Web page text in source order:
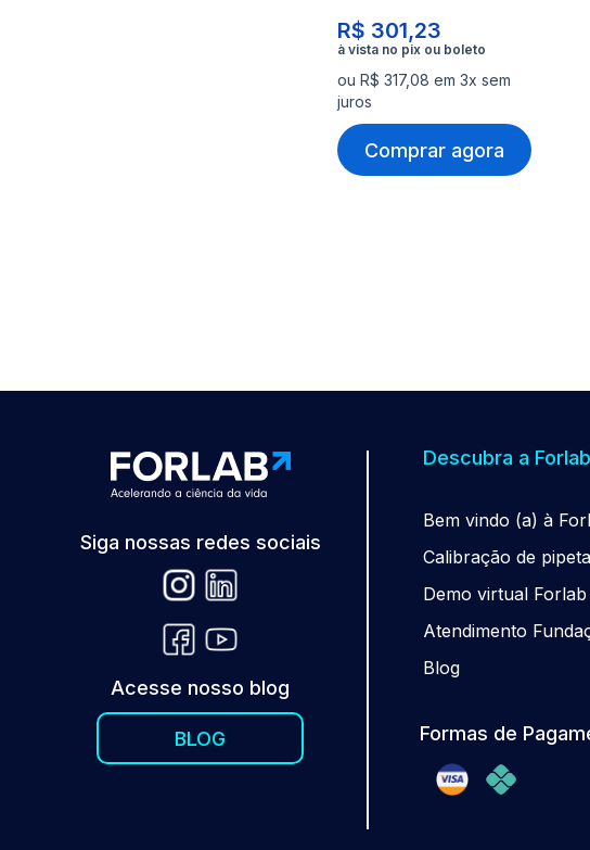
R$ 301,23
ou R$ 317,08 em 3x sem
juros
Comprar agora
Siga nossas redes sociais
Acesse nosso blog
BLOG
Descubra a Forlab
Bem vindo (a) à
Calibração de
Demo virtual Forlab
Atendimento
Blog
Formas de